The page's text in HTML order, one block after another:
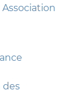
des